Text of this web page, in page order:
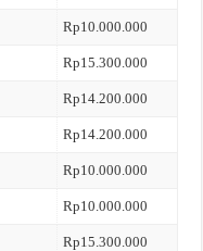
Rp10.000.000
Rp15.300.000
Rp14.200.000
Rp14.200.000
Rp10.000.000
Rp10.000.000
Rp15.300.000